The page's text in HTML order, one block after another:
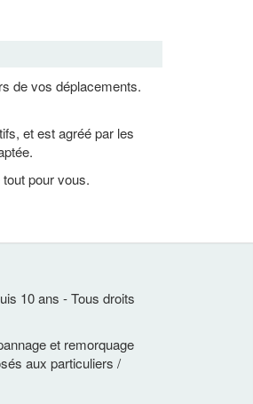
de vos déplacements.
et est agréé par les
pour vous.
10 ans - Tous droits
et remorquage
aux particuliers /